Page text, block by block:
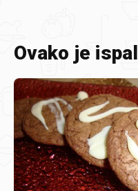
Ovako je